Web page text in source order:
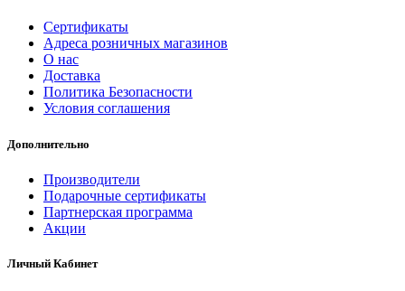
Сертификаты
Адреса розничных магазинов
О нас
Доставка
Политика Безопасности
Условия соглашения
Дополнительно
Производители
Подарочные сертификаты
Партнерская программа
Акции
Личный Кабинет